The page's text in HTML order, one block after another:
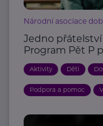
Národní asociace
Jedno
Program Pět P
Aktivity Děti
Podpora a pomoc